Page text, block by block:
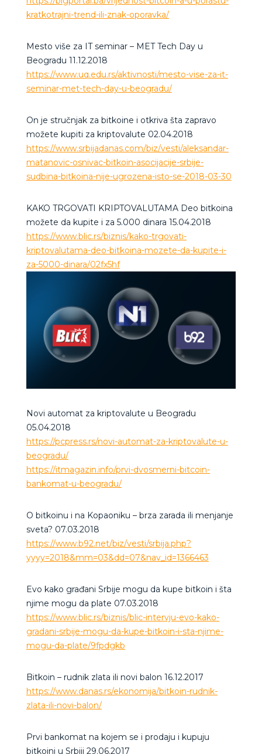
kratkotrajni-trend-ili-znak-oporavka/
Mesto više za IT seminar – MET Tech Day u
Beogradu 11.12.2018
https://www.uq.edu.rs/aktivnosti/mesto-vise-za-it-
seminar-met-tech-day-u-beogradu/
On je stručnjak za bitkoine i otkriva šta zapravo
možete kupiti za kriptovalute 02.04.2018
https://www.srbijadanas.com/biz/vesti/aleksandar-
matanovic-osnivac-bitkoin-asocijacije-srbije-
sudbina-bitkoina-nije-ugrozena-isto-se-2018-03-30
KAKO TRGOVATI KRIPTOVALUTAMA Deo bitkoina
možete da kupite i za 5.000 dinara 15.04.2018
https://www.blic.rs/biznis/kako-trgovati-
kriptovalutama-deo-bitkoina-mozete-da-kupite-i-
za-5000-dinara/02fx5hf
Novi automat za kriptovalute u Beogradu
05.04.2018
https://pcpress.rs/novi-automat-za-kriptovalute-u-
beogradu/
https://itmagazin.info/prvi-dvosmerni-bitcoin-
bankomat-u-beogradu/
O bitkoinu i na Kopaoniku – brza zarada ili menjanje
sveta? 07.03.2018
https://www.b92.net/biz/vesti/srbija.php?
yyyy=2018&mm=03&dd=07&nav_id=1366463
Evo kako građani Srbije mogu da kupe bitkoin i šta
njime mogu da plate 07.03.2018
https://www.blic.rs/biznis/blic-intervju-evo-kako-
gradani-srbije-mogu-da-kupe-bitkoin-i-sta-njime-
mogu-da-plate/9fpdgkb
Bitkoin – rudnik zlata ili novi balon 16.12.2017
https://www.danas.rs/ekonomija/bitkoin-rudnik-
zlata-ili-novi-balon/
Prvi bankomat na kojem se i prodaju i kupuju
bitkoini u Srbiji 29.06.2017